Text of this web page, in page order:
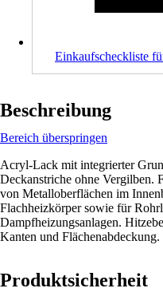
Einkaufscheckliste
Beschreibung
Bereich überspringen
Acryl-Lack mit integrierter
Deckanstriche ohne Vergilben.
von Metalloberflächen im
Flachheizkörper sowie für
Dampfheizungsanlagen.
Kanten und Flächenabdeckung.
Produktsicherheit